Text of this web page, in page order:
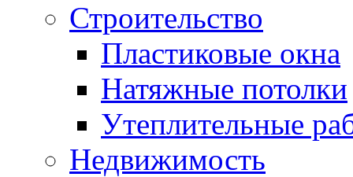
Строительство
Пластиковые окна
Натяжные потолки
Утеплительные
Недвижимость